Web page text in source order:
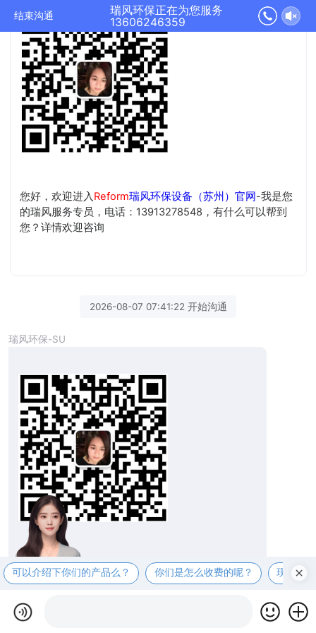
结束沟通
瑞风环保正在为您服务
13606246359
您好，欢迎进入Reform瑞风环保设备（苏州）官网-我是您
的瑞风服务专员，电话：13913278548，有什么可以帮到
您？详情欢迎咨询
2026-08-07 07:41:22 开始沟通
瑞风环保-SU
您好，欢迎进入Reform 瑞风环保设备（苏州）官
网-我是您的瑞风服务专员，电话：1391327854
8，有什么可以帮到您？详情欢迎咨询
可以介绍下你们的产品么？ 你们是怎么收费的呢？ 现在有